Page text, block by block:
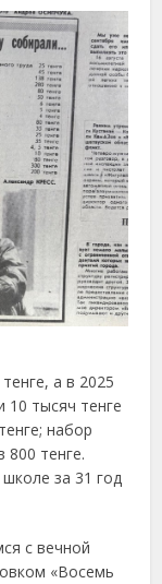
а в 2025
тысяч тенге
набор
тенге.
за 31 год
с вечной
«Восемь